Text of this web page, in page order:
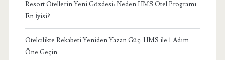
Resort Otellerin Yeni Gözdesi: Neden HMS Otel Programı
En İyisi?
Otelcilikte Rekabeti Yeniden Yazan Güç: HMS ile 1 Adım
Öne Geçin